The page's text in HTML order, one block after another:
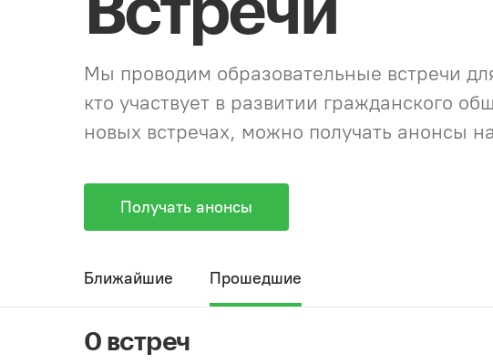
Мы проводим образовательные встречи
кто участвует в развитии гражданского
новых встречах, можно получать анонсы
Получать анонсы
Ближайшие Прошедшие
0 встреч